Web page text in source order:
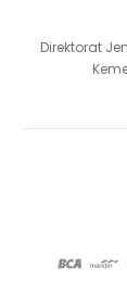
Direktorat